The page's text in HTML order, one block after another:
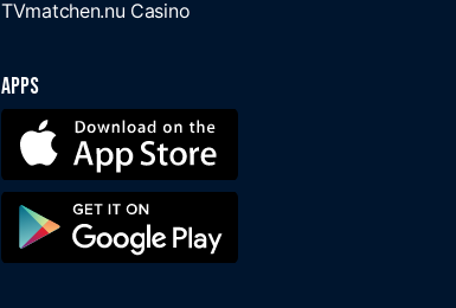
TVmatchen.nu Casino
Apps